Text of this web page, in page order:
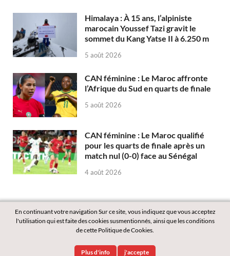
Himalaya : À 15 ans, l’alpiniste
marocain Youssef Tazi gravit le
sommet du Kang Yatse II à 6.250 m
5 août 2026
CAN féminine : Le Maroc affronte
l’Afrique du Sud en quarts de finale
5 août 2026
CAN féminine : Le Maroc qualifié
pour les quarts de finale après un
match nul (0-0) face au Sénégal
4 août 2026
En continuant votre navigation Sur ce site, vous indiquez que vous acceptez
l'utilisation qui est faite des cookies susmentionnés, ainsi que les conditions
de cette Politique de Cookies.
Plus d'info j'accepte